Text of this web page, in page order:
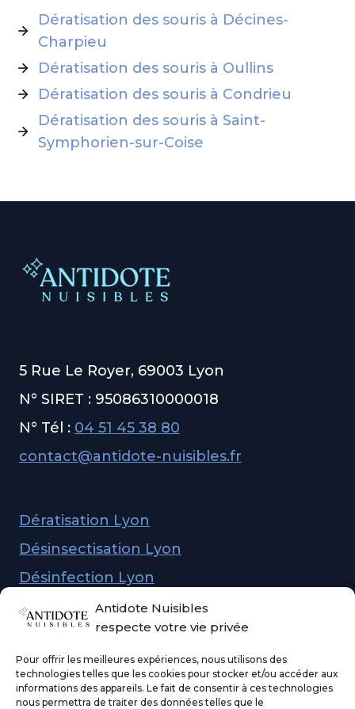
Antidote Nuisibles
respecte votre vie privée
Pour offrir les meilleures expériences, nous utilisons des
technologies telles que les cookies pour stocker et/ou accéder aux
informations des appareils. Le fait de consentir à ces technologies
nous permettra de traiter des données telles que le
Dératisation des souris à Décines-
Charpieu
Dératisation des souris à Oullins
Dératisation des souris à Condrieu
Dératisation des souris à Saint-
Symphorien-sur-Coise
5 Rue Le Royer, 69003 Lyon
N° SIRET : 95086310000018
N° Tél : 04 51 45 38 80
contact@antidote-nuisibles.fr
Dératisation Lyon
Désinsectisation Lyon
Désinfection Lyon
Dépigeonnage Lyon
Demander un devis